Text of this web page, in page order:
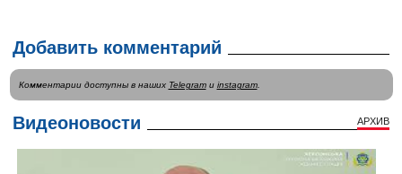
Добавить комментарий
Комментарии доступны в наших Telegramи instagram.
Видеоновости АРХИВ